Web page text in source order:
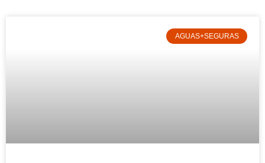
AGUAS+SEGURAS